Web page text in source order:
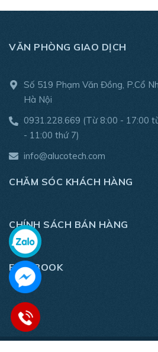
VĂN PHÒNG GIAO DỊCH
Số 519 Phạm Văn Đồng, P.Cổ
Hà Nội
0931.228.669 (Từ 8:00 - 17:00
- 11:00 thứ 7)
info@alucotech.com
CHĂM SÓC KHÁCH HÀNG
CHÍNH SÁCH BÁN HÀNG
FACEBOOK